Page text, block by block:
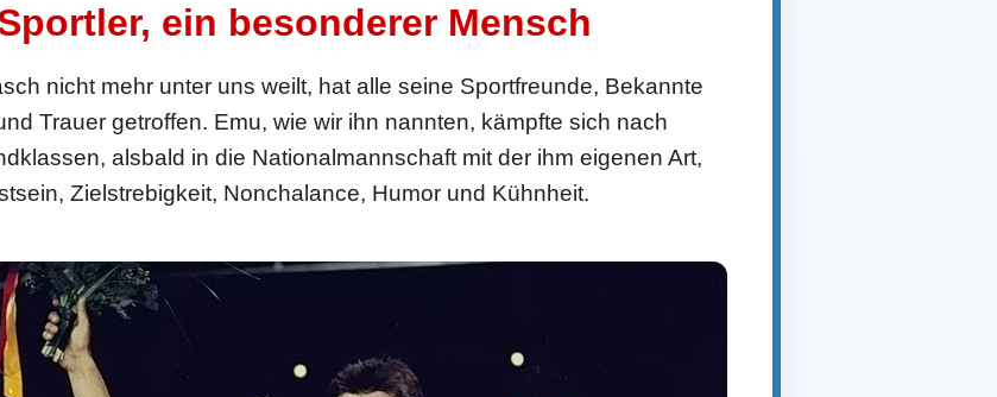
ein besonderer Mensch
nicht mehr unter uns weilt, hat alle seine Sportfreunde, Bekannte
Trauer getroffen. Emu, wie wir ihn nannten, kämpfte sich nach
alsbald in die Nationalmannschaft mit der ihm eigenen Art,
Zielstrebigkeit, Nonchalance, Humor und Kühnheit.